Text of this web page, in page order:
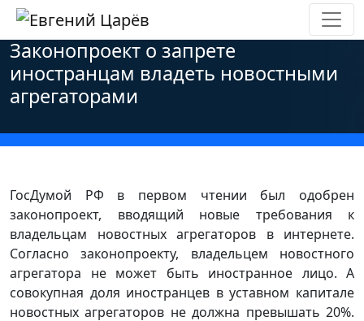
Главная»Новости»Персональные данные
Законопроект о запрете
иностранцам владеть новостными
агрегаторами
ГосДумой РФ в первом чтении был одобрен
законопроект, вводящий новые требования к
владельцам новостных агрегаторов в интернете.
Согласно законопроекту, владельцем новостного
агрегатора не может быть иностранное лицо. А
совокупная доля иностранцев в уставном капитале
новостных агрегаторов не должна превышать 20%.